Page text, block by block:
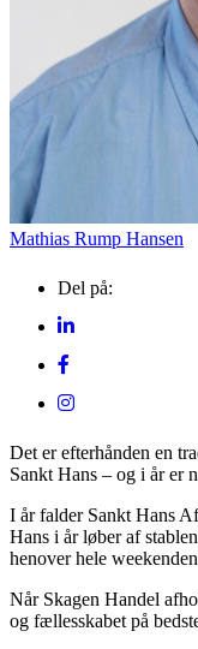
Mathias Rump Hansen
Del på:
Det er efterhånden en
Sankt Hans – og i år er
I år falder Sankt Hans
Hans i år løber af
henover hele
Når Skagen Handel
og fællesskabet på